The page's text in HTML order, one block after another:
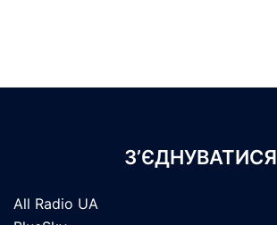
З’ЄДНУВАТИСЯ
All Radio UA